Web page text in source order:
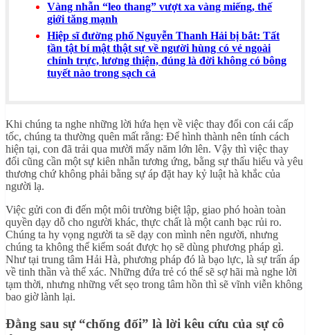
Vàng nhẫn “leo thang” vượt xa vàng miếng, thế
giới tăng mạnh
Hiệp sĩ đường phố Nguyễn Thanh Hải bị bắt: Tất
tần tật bí mật thật sự về người hùng có vẻ ngoài
chính trực, lương thiện, đúng là đời không có bông
tuyết nào trong sạch cả
Khi chúng ta nghe những lời hứa hẹn về việc thay đổi con cái cấp
tốc, chúng ta thường quên mất rằng: Để hình thành nên tính cách
hiện tại, con đã trải qua mười mấy năm lớn lên. Vậy thì việc thay
đổi cũng cần một sự kiên nhẫn tương ứng, bằng sự thấu hiểu và yêu
thương chứ không phải bằng sự áp đặt hay kỷ luật hà khắc của
người lạ.
Việc gửi con đi đến một môi trường biệt lập, giao phó hoàn toàn
quyền dạy dỗ cho người khác, thực chất là một canh bạc rủi ro.
Chúng ta hy vọng người ta sẽ dạy con mình nên người, nhưng
chúng ta không thể kiểm soát được họ sẽ dùng phương pháp gì.
Như tại trung tâm Hải Hà, phương pháp đó là bạo lực, là sự trấn áp
về tinh thần và thể xác. Những đứa trẻ có thể sẽ sợ hãi mà nghe lời
tạm thời, nhưng những vết sẹo trong tâm hồn thì sẽ vĩnh viễn không
bao giờ lành lại.
Đằng sau sự “chống đối” là lời kêu cứu của sự cô